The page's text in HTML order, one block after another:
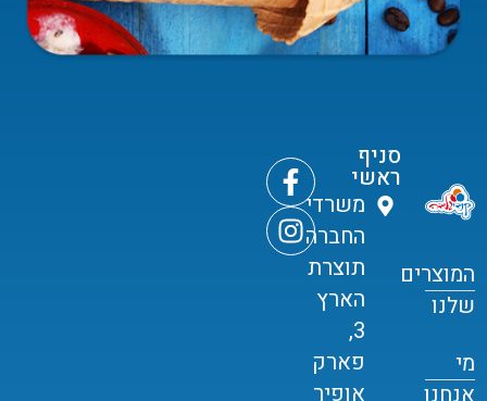
המוצרים
שלנו
מי
סניף
ראשי
משרדי
החברה
תוצרת
הארץ
3,
פארק
אופיר